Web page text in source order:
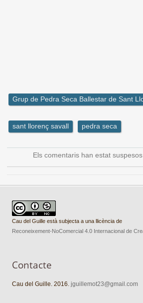
Grup de Pedra Seca Ballestar de Sant
sant llorenç savall pedra seca
Els comentaris han estat
Cau del Guille està subjecta a una llicència de
Reconeixement-NoComercial 4.0 Internacional de
Contacte
Cau del Guille. 2016.jguillemot23@gmail.com